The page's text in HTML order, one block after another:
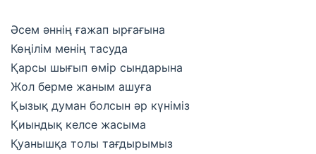
Әсем әннің ғажап ырғағына
Көңілім менің тасуда
Қарсы шығып өмір сындарына
Жол берме жаным ашуға
Қызық думан болсын әр күніміз
Қиындық келсе жасыма
Қуанышқа толы тағдырымыз